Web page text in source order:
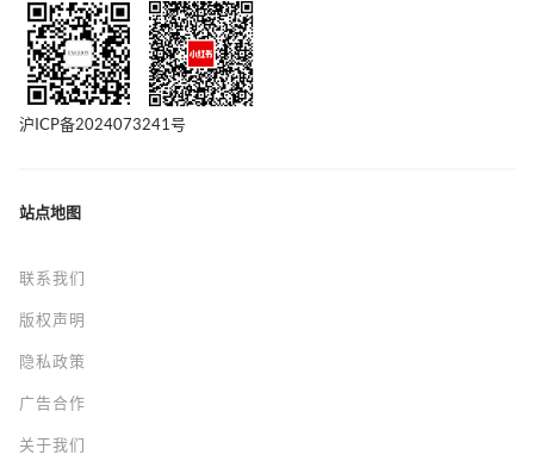
沪ICP备2024073241号
站点地图
联系我们
版权声明
隐私政策
广告合作
关于我们